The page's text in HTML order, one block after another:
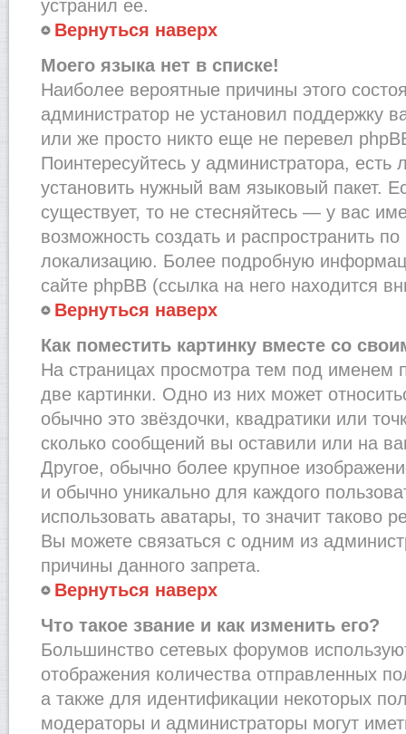
устранил ее.
Вернуться наверх
Моего языка нет в списке!
Наиболее вероятные причины этого
администратор не установил поддержку
или же просто никто еще не перевел
Поинтересуйтесь у администратора, есть
установить нужный вам языковый пакет.
существует, то не стесняйтесь — у вас
возможность создать и распространить
локализацию. Более подробную
сайте phpBB (ссылка на него находится
Вернуться наверх
Как поместить картинку вместе со
На страницах просмотра тем под именем
две картинки. Одно из них может
обычно это звёздочки, квадратики или
сколько сообщений вы оставили или на
Другое, обычно более крупное
и обычно уникально для каждого
использовать аватары, то значит таково
Вы можете связаться с одним из
причины данного запрета.
Вернуться наверх
Что такое звание и как изменить его?
Большинство сетевых форумов
отображения количества отправленных
а также для идентификации некоторых
модераторы и администраторы могут